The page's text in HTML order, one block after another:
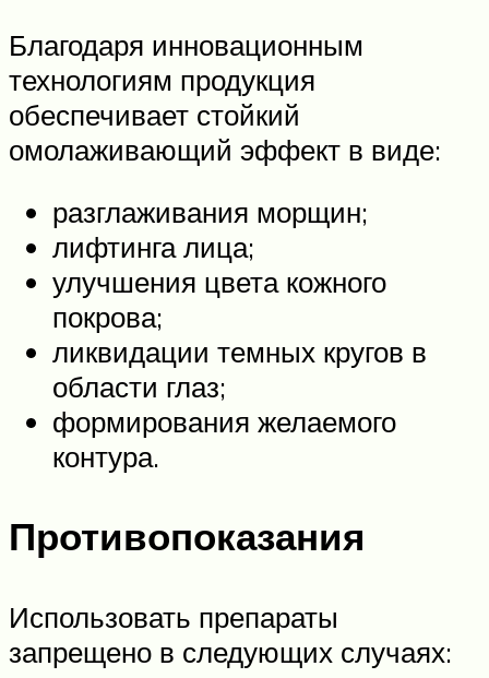
Благодаря инновационным
технологиям продукция
обеспечивает стойкий
омолаживающий эффект в виде:
разглаживания морщин;
лифтинга лица;
улучшения цвета кожного
покрова;
ликвидации темных кругов в
области глаз;
формирования желаемого
контура.
Противопоказания
Использовать препараты
запрещено в следующих случаях: